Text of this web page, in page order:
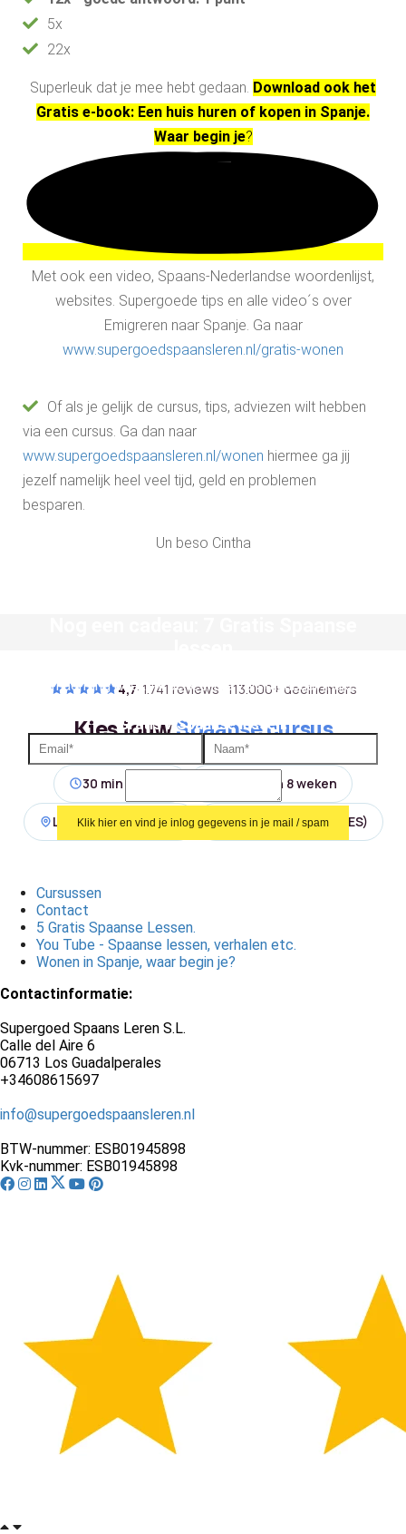
5x
22x
Superleuk dat je mee hebt gedaan. Download ook het
Gratis e-book: Een huis huren of kopen in Spanje.
Waar begin je?
Met ook een video, Spaans-Nederlandse woordenlijst,
websites. Supergoede tips en alle video´s over
Emigreren naar Spanje. Ga naar
www.supergoedspaansleren.nl/gratis-wonen
Of als je gelijk de cursus, tips, adviezen wilt hebben
via een cursus. Ga dan naar
www.supergoedspaansleren.nl/wonen hiermee ga jij
jezelf namelijk heel veel tijd, geld en problemen
besparen.
Un beso Cintha
overnachting boeken. Je leert je verstaanbaar maken in
Gratis 7 Spaanse lessen:
Klik hier en vind je inlog gegevens in je mail / spam
4,7· 1.741 reviews · 113.000+ deelnemers
Kies jouwSpaanse cursus
30 min per dag Spreken in 8 weken
Levenslang toegang 2 begeleiders (NL + ES)
Cursussen
Contact
5 Gratis Spaanse Lessen.
You Tube - Spaanse lessen, verhalen etc.
Wonen in Spanje, waar begin je?
Contactinformatie:
Supergoed Spaans Leren S.L.
Calle del Aire 6
06713 Los Guadalperales
+34608615697
info@supergoedspaansleren.nl
BTW-nummer: ESB01945898
Kvk-nummer: ESB01945898